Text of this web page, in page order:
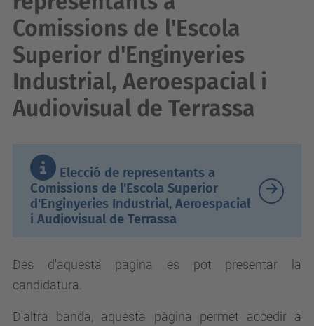
Comissions de l'Escola
Superior d'Enginyeries
Industrial, Aeroespacial i
Audiovisual de Terrassa
Elecció de representants a
Comissions de l'Escola Superior
d'Enginyeries Industrial, Aeroespacial
i Audiovisual de Terrassa
Des d'aquesta pàgina es pot presentar la
candidatura.
D'altra banda, aquesta pàgina permet accedir a